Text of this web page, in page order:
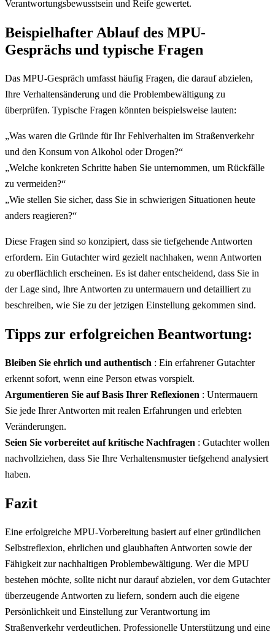
Verantwortungsbewusstsein und Reife gewertet.
Beispielhafter Ablauf des MPU-
Gesprächs und typische Fragen
Das MPU-Gespräch umfasst häufig Fragen, die darauf abzielen,
Ihre Verhaltensänderung und die Problembewältigung zu
überprüfen. Typische Fragen könnten beispielsweise lauten:
„Was waren die Gründe für Ihr Fehlverhalten im Straßenverkehr
und den Konsum von Alkohol oder Drogen?“
„Welche konkreten Schritte haben Sie unternommen, um Rückfälle
zu vermeiden?“
„Wie stellen Sie sicher, dass Sie in schwierigen Situationen heute
anders reagieren?“
Diese Fragen sind so konzipiert, dass sie tiefgehende Antworten
erfordern. Ein Gutachter wird gezielt nachhaken, wenn Antworten
zu oberflächlich erscheinen. Es ist daher entscheidend, dass Sie in
der Lage sind, Ihre Antworten zu untermauern und detailliert zu
beschreiben, wie Sie zu der jetzigen Einstellung gekommen sind.
Tipps zur erfolgreichen Beantwortung:
Bleiben Sie ehrlich und authentisch : Ein erfahrener Gutachter
erkennt sofort, wenn eine Person etwas vorspielt.
Argumentieren Sie auf Basis Ihrer Reflexionen : Untermauern
Sie jede Ihrer Antworten mit realen Erfahrungen und erlebten
Veränderungen.
Seien Sie vorbereitet auf kritische Nachfragen : Gutachter wollen
nachvollziehen, dass Sie Ihre Verhaltensmuster tiefgehend analysiert
haben.
Fazit
Eine erfolgreiche MPU-Vorbereitung basiert auf einer gründlichen
Selbstreflexion, ehrlichen und glaubhaften Antworten sowie der
Fähigkeit zur nachhaltigen Problembewältigung. Wer die MPU
bestehen möchte, sollte nicht nur darauf abzielen, vor dem Gutachter
überzeugende Antworten zu liefern, sondern auch die eigene
Persönlichkeit und Einstellung zur Verantwortung im
Straßenverkehr verdeutlichen. Professionelle Unterstützung und eine